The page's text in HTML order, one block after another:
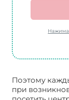
Поэтому
при